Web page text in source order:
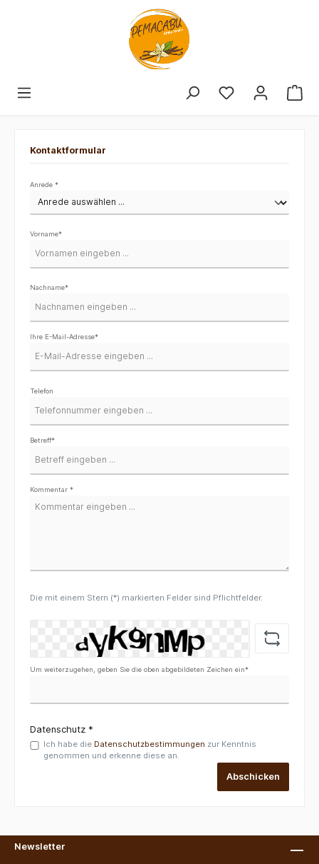
Kontaktformular
Anrede *
Vorname*
Nachname*
Ihre E-Mail-Adresse*
Telefon
Betreff*
Kommentar *
Die mit einem Stern (*) markierten Felder sind Pflichtfelder.
Um weiterzugehen, geben Sie die oben abgebildeten Zeichen ein*
Datenschutz *
Ich habe die Datenschutzbestimmungen zur Kenntnis
genommen und erkenne diese an.
Abschicken
Newsletter